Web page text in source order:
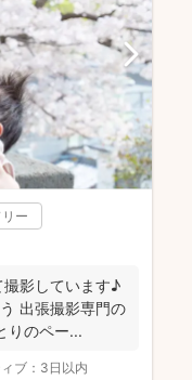
ー
撮影しています♪
出張撮影専門の
りのペー...
ブ： 3日以内